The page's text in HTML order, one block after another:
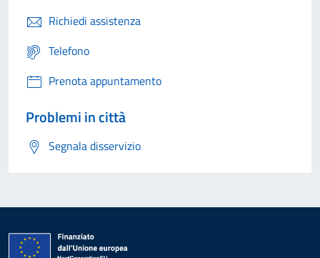
Richiedi assistenza
Telefono
Prenota appuntamento
Problemi in città
Segnala disservizio